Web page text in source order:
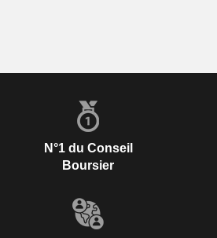
N°1 du Conseil
Boursier